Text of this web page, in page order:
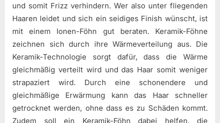
und somit Frizz verhindern. Wer also unter fliegenden
Haaren leidet und sich ein seidiges Finish wünscht, ist
mit einem Ionen-Föhn gut beraten. Keramik-Föhne
zeichnen sich durch ihre Wärmeverteilung aus. Die
Keramik-Technologie sorgt dafür, dass die Wärme
gleichmäßig verteilt wird und das Haar somit weniger
strapaziert wird. Durch eine schonendere und
gleichmäßige Erwärmung kann das Haar schneller
getrocknet werden, ohne dass es zu Schäden kommt.
Zudem soll ein Keramik-Föhn dabei helfen, die